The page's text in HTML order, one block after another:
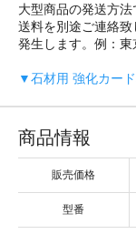
大型商品の発送方
送料を別途ご連絡
発生します。例：
▼石材用 強化カー
商品情報
販売価格
型番